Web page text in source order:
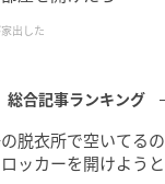
出した
総合記事ランキング
脱衣所で空いてる
ッカーを開けよう